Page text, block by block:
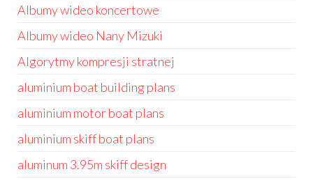
Albumy wideo koncertowe
Albumy wideo Nany Mizuki
Algorytmy kompresji stratnej
aluminium boat building plans
aluminium motor boat plans
aluminium skiff boat plans
aluminum 3.95m skiff design